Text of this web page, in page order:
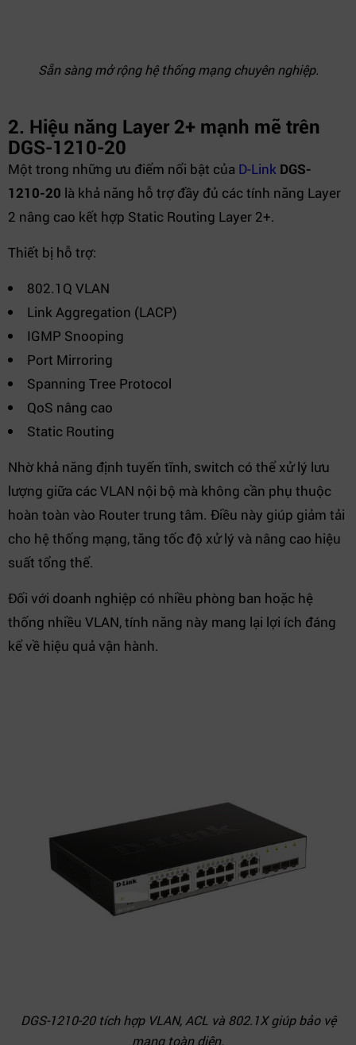
Sẵn sàng mở rộng hệ thống mạng chuyên nghiệp.
2. Hiệu năng Layer 2+ mạnh mẽ trên
DGS-1210-20
Một trong những ưu điểm nổi bật của D-Link DGS-
1210-20 là khả năng hỗ trợ đầy đủ các tính năng Layer
2 nâng cao kết hợp Static Routing Layer 2+.
Thiết bị hỗ trợ:
802.1Q VLAN
Link Aggregation (LACP)
IGMP Snooping
Port Mirroring
Spanning Tree Protocol
QoS nâng cao
Static Routing
Nhờ khả năng định tuyến tĩnh, switch có thể xử lý lưu
lượng giữa các VLAN nội bộ mà không cần phụ thuộc
hoàn toàn vào Router trung tâm. Điều này giúp giảm tải
cho hệ thống mạng, tăng tốc độ xử lý và nâng cao hiệu
suất tổng thể.
Đối với doanh nghiệp có nhiều phòng ban hoặc hệ
thống nhiều VLAN, tính năng này mang lại lợi ích đáng
kể về hiệu quả vận hành.
DGS-1210-20 tích hợp VLAN, ACL và 802.1X giúp bảo vệ
mạng toàn diện.